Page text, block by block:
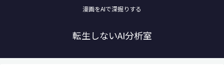
漫画をAIで深掘りする
転生しないAI分析室